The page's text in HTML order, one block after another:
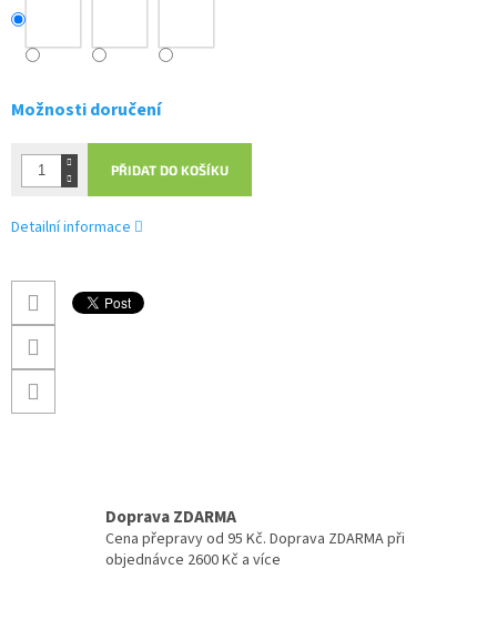
Možnosti doručení
PŘIDAT DO KOŠÍKU
Detailní informace
Doprava ZDARMA
Cena přepravy od 95 Kč. Doprava ZDARMA při
objednávce 2600 Kč a více